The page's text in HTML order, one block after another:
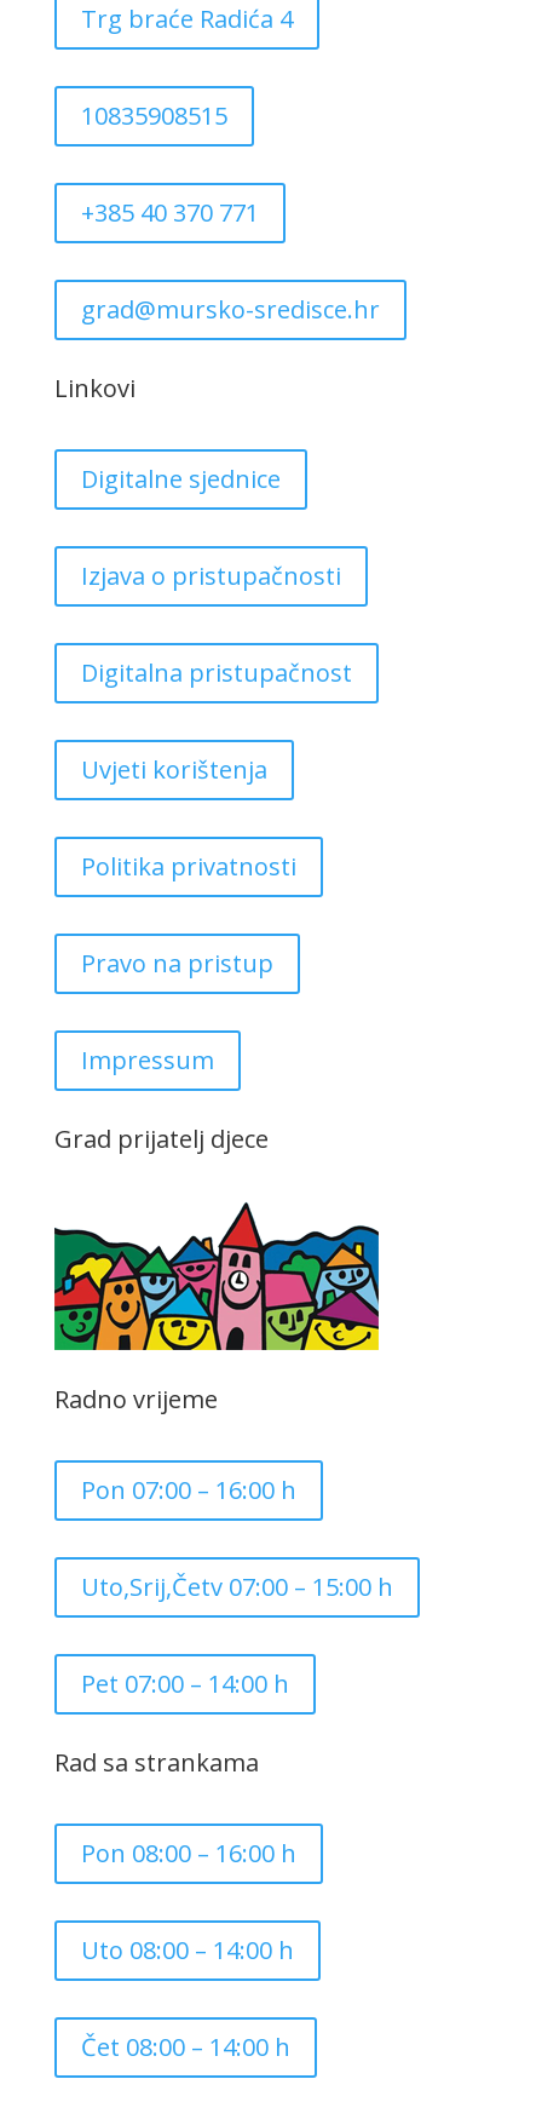
Trg braće Radića 4
10835908515
+385 40 370 771
grad@mursko-sredisce.hr
Linkovi
Digitalne sjednice
Izjava o pristupačnosti
Digitalna pristupačnost
Uvjeti korištenja
Politika privatnosti
Pravo na pristup
Impressum
Grad prijatelj djece
Radno vrijeme
Pon 07:00 – 16:00 h
Uto,Srij,Četv 07:00 – 15:00 h
Pet 07:00 – 14:00 h
Rad sa strankama
Pon 08:00 – 16:00 h
Uto 08:00 – 14:00 h
Čet 08:00 – 14:00 h